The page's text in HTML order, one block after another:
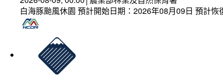
白海豚颱風休園 預計開始日期：2026年08月09日 預計